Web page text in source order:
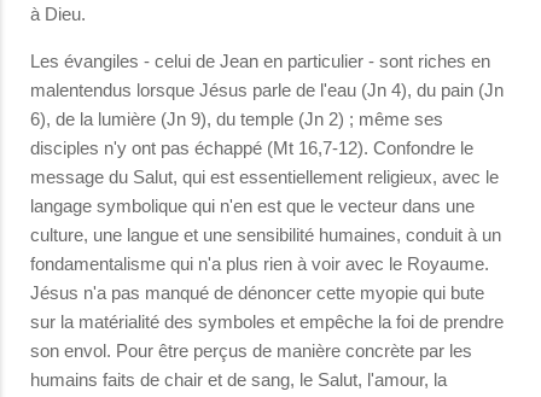
à Dieu.
Les évangiles - celui de Jean en particulier - sont riches en
malentendus lorsque Jésus parle de l'eau (Jn 4), du pain (Jn
6), de la lumière (Jn 9), du temple (Jn 2) ; même ses
disciples n'y ont pas échap­pé (Mt 16,7-12). Confondre le
message du Salut, qui est essentiellement religieux, avec le
langage symbolique qui n'en est que le vecteur dans une
culture, une langue et une sensibilité humaines, conduit à un
fondamentalisme qui n'a plus rien à voir avec le Royaume.
Jésus n'a pas manqué de dénoncer cette myopie qui bute
sur la matérialité des symboles et empêche la foi de prendre
son envol. Pour être perçus de manière concrète par les
humains faits de chair et de sang, le Salut, l'amour, la